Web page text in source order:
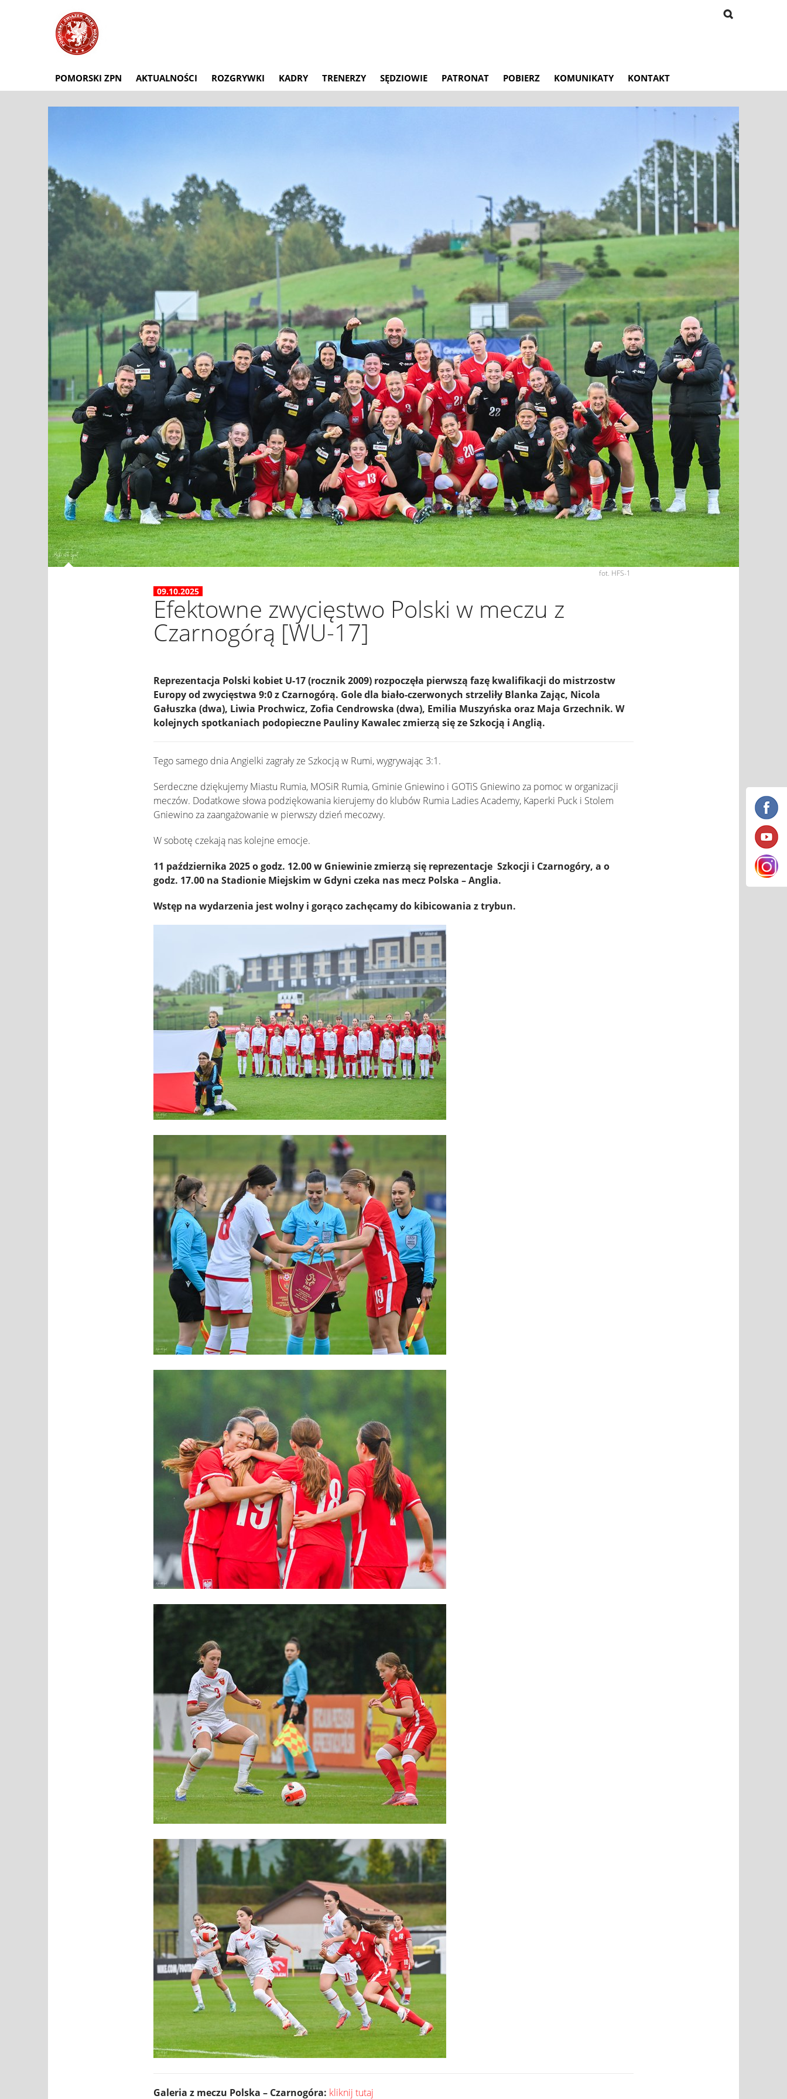
POMORSKI ZPN AKTUALNOŚCI ROZGRYWKI KADRY TRENERZY SĘDZIOWIE PATRONAT POBIERZ KOMUNIKATY KONTAKT
fot. HFS-1
09.10.2025
Efektowne zwycięstwo Polski w meczu z
Czarnogórą [WU-17]
Reprezentacja Polski kobiet U-17 (rocznik 2009) rozpoczęła pierwszą fazę kwalifikacji do mistrzostw
Europy od zwycięstwa 9:0 z Czarnogórą. Gole dla biało-czerwonych strzeliły Blanka Zając, Nicola
Gałuszka (dwa), Liwia Prochwicz, Zofia Cendrowska (dwa), Emilia Muszyńska oraz Maja Grzechnik. W
kolejnych spotkaniach podopieczne Pauliny Kawalec zmierzą się ze Szkocją i Anglią.
Tego samego dnia Angielki zagrały ze Szkocją w Rumi, wygrywając 3:1.
Serdeczne dziękujemy Miastu Rumia, MOSiR Rumia, Gminie Gniewino i GOTiS Gniewino za pomoc w organizacji
meczów. Dodatkowe słowa podziękowania kierujemy do klubów Rumia Ladies Academy, Kaperki Puck i Stolem
Gniewino za zaangażowanie w pierwszy dzień mecozwy.
W sobotę czekają nas kolejne emocje.
11 października 2025 o godz. 12.00 w Gniewinie zmierzą się reprezentacje Szkocji i Czarnogóry, a o
godz. 17.00 na Stadionie Miejskim w Gdyni czeka nas mecz Polska – Anglia.
Wstęp na wydarzenia jest wolny i gorąco zachęcamy do kibicowania z trybun.
Galeria z meczu Polska – Czarnogóra: kliknij tutaj